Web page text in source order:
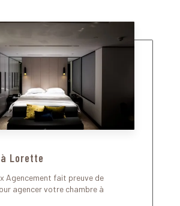
Lorette
Agencement fait preuve de
agencer votre chambre à